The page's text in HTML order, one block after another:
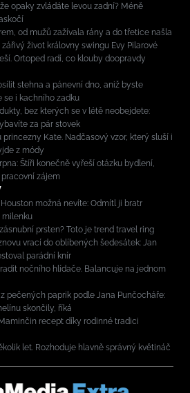
opaky zvládáte levou zadní? Méně
od mužů zažívala rány a do třetice našla
život královny swingu Evy Pilarové
Ortoped radí, co klouby doopravdy
stehna a pánevní dno, aniž byste
se i kachního zadku
bez kterých se v létě neobejdete:
za pár stovek
princezny Kate. Nadčasový vzor, který sluší i
z módy
Štíři konečně vyřeší otázku bydlení,
zájem
možná nevíte: Odmítl ji bratr
milenku
prsten? Toto je trend travel ring
vrací do oblíbených šedesátek: Jan
parádní knír
nočního hlídače. Balancuje na jednom
pečených paprik podle Jana Punčocháře:
skončily, říká
recept díky rodinné tradici
let. Rozhoduje hlavně správný květináč